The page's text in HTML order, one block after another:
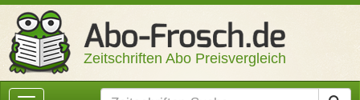
Zeitschriften Abo Preisvergleich